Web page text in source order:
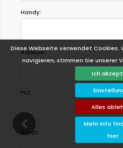
Diese Webseite verwendet Cookies.
navigieren, stimmen Sie unserer
Ich
Alles
Mehr Info
hier
Handy:
Adresse:
PLZ:
Stadt: